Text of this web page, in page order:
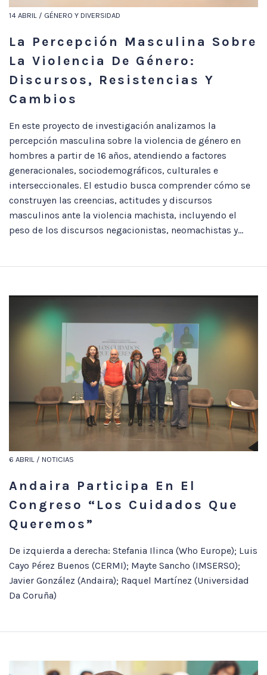
14 ABRIL / GÉNERO Y DIVERSIDAD
La Percepción Masculina Sobre
La Violencia De Género:
Discursos, Resistencias Y
Cambios
En este proyecto de investigación analizamos la
percepción masculina sobre la violencia de género en
hombres a partir de 16 años, atendiendo a factores
generacionales, sociodemográficos, culturales e
interseccionales. El estudio busca comprender cómo se
construyen las creencias, actitudes y discursos
masculinos ante la violencia machista, incluyendo el
peso de los discursos negacionistas, neomachistas y...
6 ABRIL / NOTICIAS
Andaira Participa En El
Congreso “Los Cuidados Que
Queremos”
De izquierda a derecha: Stefania Ilinca (Who Europe); Luis
Cayo Pérez Buenos (CERMI); Mayte Sancho (IMSERSO);
Javier González (Andaira); Raquel Martínez (Universidad
Da Coruña)